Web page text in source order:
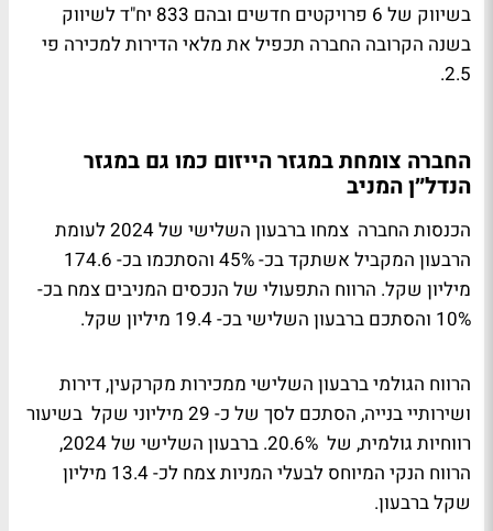
בשיווק של 6 פרויקטים חדשים ובהם 833 יח"ד לשיווק
בשנה הקרובה החברה תכפיל את מלאי הדירות למכירה פי
2.5.
החברה צומחת במגזר הייזום כמו גם במגזר
הנדל״ן המניב
הכנסות החברה צמחו ברבעון השלישי של 2024 לעומת
הרבעון המקביל אשתקד בכ- 45% והסתכמו בכ- 174.6
מיליון שקל. הרווח התפעולי של הנכסים המניבים צמח בכ-
10% והסתכם ברבעון השלישי בכ- 19.4 מיליון שקל.
הרווח הגולמי ברבעון השלישי ממכירות מקרקעין, דירות
ושירותיי בנייה, הסתכם לסך של כ- 29 מיליוני שקל בשיעור
רווחיות גולמית, של 20.6%. ברבעון השלישי של 2024,
הרווח הנקי המיוחס לבעלי המניות צמח לכ- 13.4 מיליון
שקל ברבעון.